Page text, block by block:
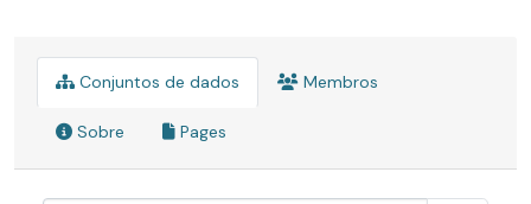
Conjuntos de dados Membros
Sobre Pages